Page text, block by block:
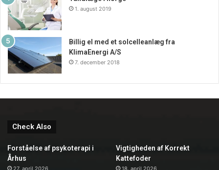
1. august 2019
Billig el med et solcelleanlæg fra
KlimaEnergi A/S
7. december 2018
Check Also
Forståelse af psykoterapi i
Århus
27. april 2026
Vigtigheden af Korrekt
Kattefoder
18. april 2026